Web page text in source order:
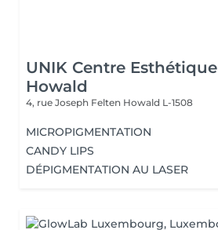
UNIK Centre Esthétique
Howald
4, rue Joseph Felten Howald L-1508
MICROPIGMENTATION
CANDY LIPS
DÉPIGMENTATION AU LASER